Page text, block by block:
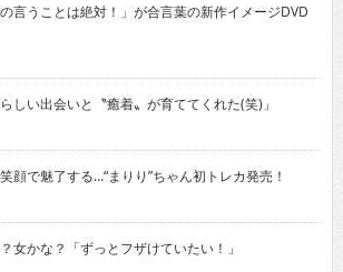
言うことは絶対！」が合言葉の新作イメージDVD
い出会いと〝癒着〟が育ててくれた(笑)」
で魅了する…“まりり”ちゃん初トレカ発売！
かな？「ずっとフザけていたい！」